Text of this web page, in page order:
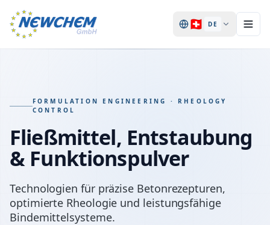
🇨🇭 DE
FORMULATION ENGINEERING · RHEOLOGY
CONTROL
Fließmittel, Entstaubung
& Funktionspulver
Technologien für präzise Betonrezepturen,
optimierte Rheologie und leistungsfähige
Bindemittelsysteme.